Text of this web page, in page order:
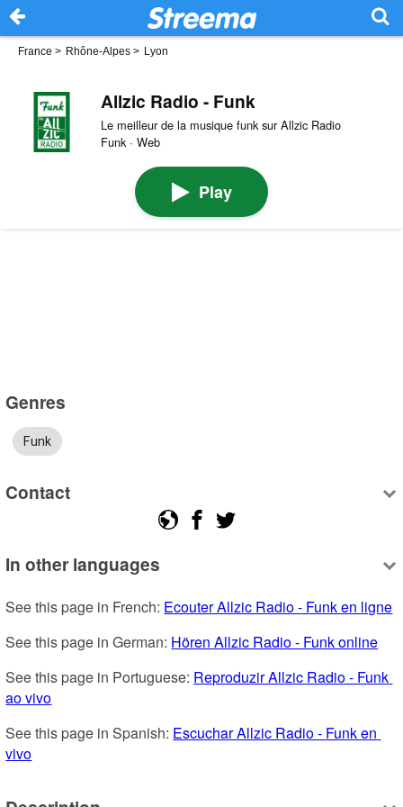
France > Rhône-Alpes > Lyon
Allzic Radio - Funk
Le meilleur de la musique funk sur Allzic Radio
Funk · Web
Play
Genres
Funk
Contact
In other languages
See this page in French: Ecouter Allzic Radio - Funk en ligne
See this page in German: Hören Allzic Radio - Funk online
See this page in Portuguese: Reproduzir Allzic Radio - Funk
ao vivo
See this page in Spanish: Escuchar Allzic Radio - Funk en
vivo